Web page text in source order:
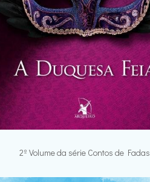
2º Volume da série Contos de Fadas